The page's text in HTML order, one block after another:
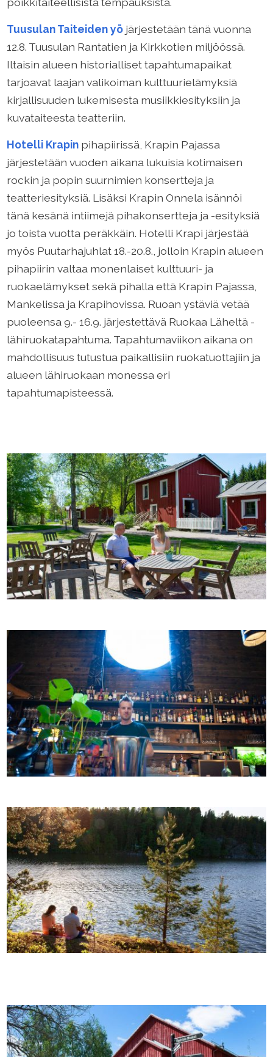
Tuusulan Taiteiden yö järjestetään tänä vuonna
12.8. Tuusulan Rantatien ja Kirkkotien miljöössä.
Iltaisin alueen historialliset tapahtumapaikat
tarjoavat laajan valikoiman kulttuurielämyksiä
kirjallisuuden lukemisesta musiikkiesityksiin ja
kuvataiteesta teatteriin.
Hotelli Krapin pihapiirissä, Krapin Pajassa
järjestetään vuoden aikana lukuisia kotimaisen
rockin ja popin suurnimien konsertteja ja
teatteriesityksiä. Lisäksi Krapin Onnela isännöi
tänä kesänä intiimejä pihakonsertteja ja -esityksiä
jo toista vuotta peräkkäin. Hotelli Krapi järjestää
myös Puutarhajuhlat 18.-20.8., jolloin Krapin alueen
pihapiirin valtaa monenlaiset kulttuuri- ja
ruokaelämykset sekä pihalla että Krapin Pajassa,
Mankelissa ja Krapihovissa. Ruoan ystäviä vetää
puoleensa 9.- 16.9. järjestettävä Ruokaa Läheltä -
lähiruokatapahtuma. Tapahtumaviikon aikana on
mahdollisuus tutustua paikallisiin ruokatuottajiin ja
alueen lähiruokaan monessa eri
tapahtumapisteessä.